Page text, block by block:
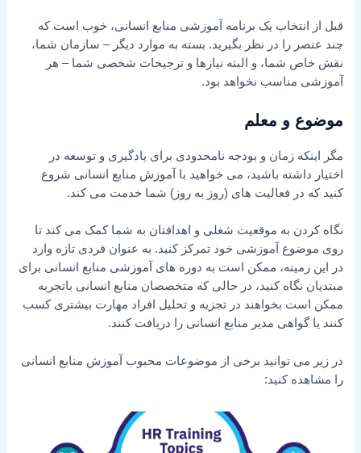
قبل از انتخاب یک برنامه آموزشی منابع انسانی، خوب است که
چند عنصر را در نظر بگیرید. بسته به موارد دیگر – سازمان شما،
نقش خاص شما، و البته نیازها و ترجیحات شخصی شما – هر
آموزشی مناسب نخواهد بود.
موضوع و معلم
مگر اینکه زمان و بودجه نامحدودی برای یادگیری و توسعه در
اختیار داشته باشید، می خواهید با آموزش منابع انسانی شروع
کنید که در فعالیت های (روز به روز) شما خدمت می کند.
نگاه کردن به موقعیت شغلی و اهدافتان به شما کمک می کند تا
روی موضوع آموزشی خود تمرکز کنید. به عنوان فردی تازه وارد
در این زمینه، ممکن است به دوره های آموزشی منابع انسانی برای
مبتدیان نگاه کنید، در حالی که متخصصان منابع انسانی باتجربه
ممکن است بخواهند در تجزیه و تحلیل افراد مهارت بیشتری کسب
کنند یا گواهی مدیر منابع انسانی را دریافت کنند.
در زیر می توانید برخی از موضوعات محبوب آموزش منابع انسانی
را مشاهده کنید: